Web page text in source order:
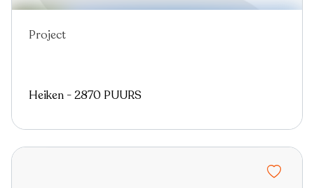
Nieuw
Project
Heiken - 2870 PUURS